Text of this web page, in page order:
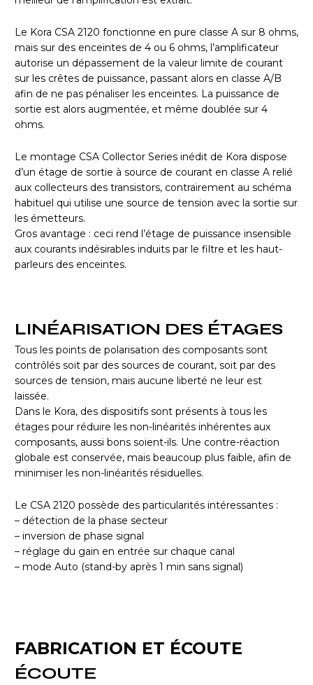
Le Kora CSA 2120 fonctionne en pure classe A sur 8 ohms,
mais sur des enceintes de 4 ou 6 ohms, l’amplificateur
autorise un dépassement de la valeur limite de courant
sur les crêtes de puissance, passant alors en classe A/B
afin de ne pas pénaliser les enceintes. La puissance de
sortie est alors augmentée, et même doublée sur 4
ohms.
Le montage CSA Collector Series inédit de Kora dispose
d’un étage de sortie à source de courant en classe A relié
aux collecteurs des transistors, contrairement au schéma
habituel qui utilise une source de tension avec la sortie sur
les émetteurs.
Gros avantage : ceci rend l’étage de puissance insensible
aux courants indésirables induits par le filtre et les haut-
parleurs des enceintes.
LINÉARISATION DES ÉTAGES
Tous les points de polarisation des composants sont
contrôlés soit par des sources de courant, soit par des
sources de tension, mais aucune liberté ne leur est
laissée.
Dans le Kora, des dispositifs sont présents à tous les
étages pour réduire les non-linéarités inhérentes aux
composants, aussi bons soient-ils. Une contre-réaction
globale est conservée, mais beaucoup plus faible, afin de
minimiser les non-linéarités résiduelles.
Le CSA 2120 possède des particularités intéressantes :
– détection de la phase secteur
– inversion de phase signal
– réglage du gain en entrée sur chaque canal
– mode Auto (stand-by après 1 min sans signal)
FABRICATION ET ÉCOUTE
ÉCOUTE